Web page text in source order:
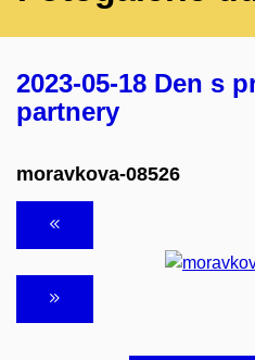
2023-05-18 Den s
partnery
moravkova-08526